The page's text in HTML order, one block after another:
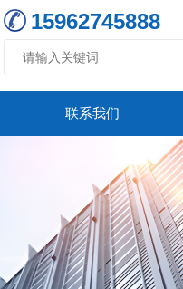
15962745888
联系我们